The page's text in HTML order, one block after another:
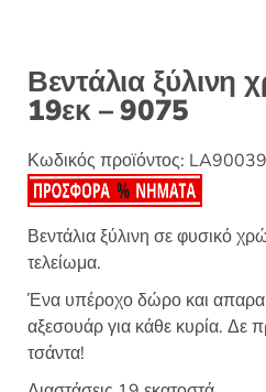
Βεντάλια ξύλινη
19εκ – 9075
Κωδικός προϊόντος:
Βεντάλια ξύλινη σε φυσικό
τελείωμα.
Ένα υπέροχο δώρο και
αξεσουάρ για κάθε κυρία. Δε
τσάντα!